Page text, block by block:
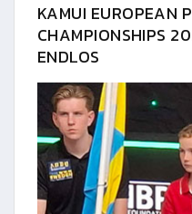
KAMUI EUROPEAN
CHAMPIONSHIPS
ENDLOS